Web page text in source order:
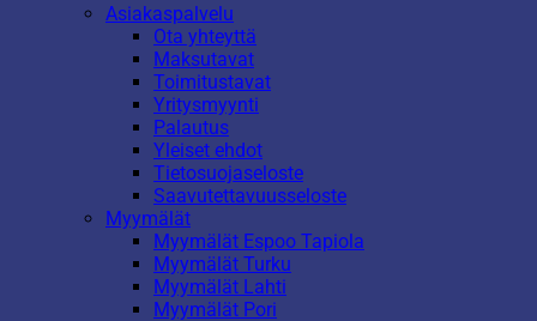
Asiakaspalvelu
Ota yhteyttä
Maksutavat
Toimitustavat
Yritysmyynti
Palautus
Yleiset ehdot
Tietosuojaseloste
Saavutettavuusseloste
Myymälät
Myymälät Espoo Tapiola
Myymälät Turku
Myymälät Lahti
Myymälät Pori